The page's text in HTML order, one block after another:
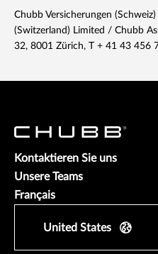
Chubb Versicherungen
(Switzerland) Limited / Chubb
32, 8001 Zürich, T + 41 43 456
Kontaktieren Sie uns
Unsere Teams
Français
United States